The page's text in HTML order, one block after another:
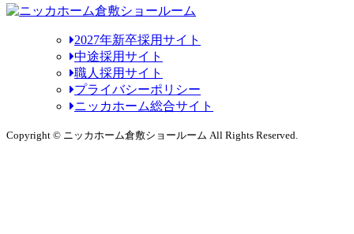
2027年新卒採用サイト
中途採用サイト
職人採用サイト
プライバシーポリシー
ニッカホーム総合サイト
Copyright © ニッカホーム倉敷ショールーム All Rights Reserved.